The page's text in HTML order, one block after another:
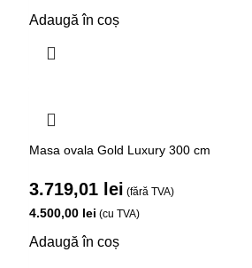
Adaugă în coș
Masa ovala Gold Luxury 300 cm
3.719,01 lei (fără TVA)
4.500,00 lei (cu TVA)
Adaugă în coș